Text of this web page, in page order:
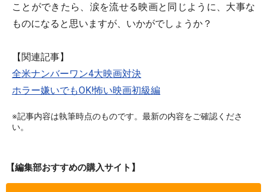
ことができたら、涙を流せる映画と同じように、大事な
ものになると思いますが、いかがでしょうか？
【関連記事】
全米ナンバーワン4大映画対決
ホラー嫌いでもOK!怖い映画初級編
※記事内容は執筆時点のものです。最新の内容をご確認くださ
い。
【編集部おすすめの購入サイト】